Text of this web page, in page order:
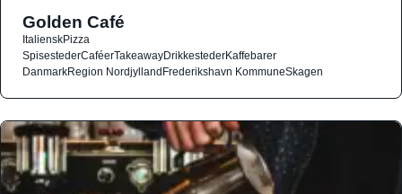
Golden Café
ItalienskPizza
SpisestederCaféerTakeawayDrikkestederKaffebarer
DanmarkRegion NordjyllandFrederikshavn KommuneSkagen